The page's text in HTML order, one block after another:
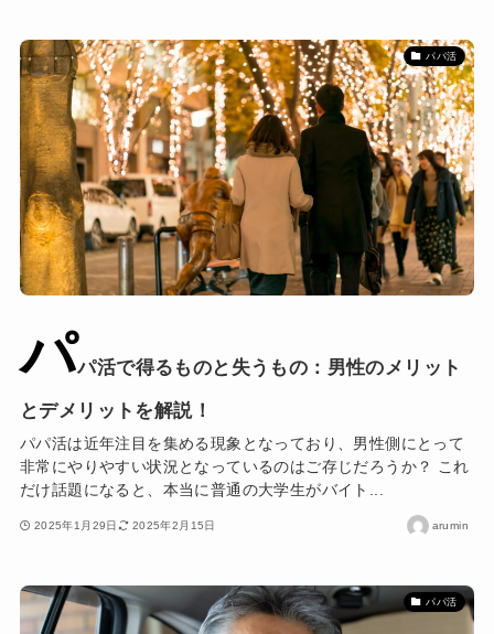
パパ活
パパ活で得るものと失うもの：男性のメリット
とデメリットを解説！
パパ活は近年注目を集める現象となっており、男性側にとって
非常にやりやすい状況となっているのはご存じだろうか？ これ
だけ話題になると、本当に普通の大学生がバイト...
2025年1月29日 2025年2月15日 arumin
パパ活